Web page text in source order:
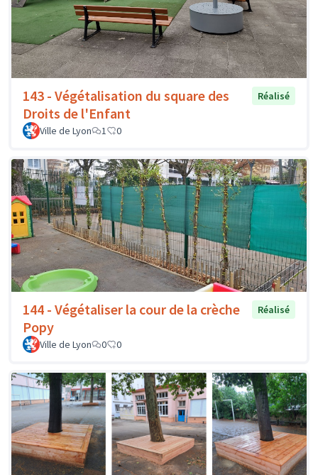
143 - Végétalisation du square des
Droits de l'Enfant
Réalisé
Ville de Lyon 1 0
144 - Végétaliser la cour de la crèche
Popy
Réalisé
Ville de Lyon 0 0